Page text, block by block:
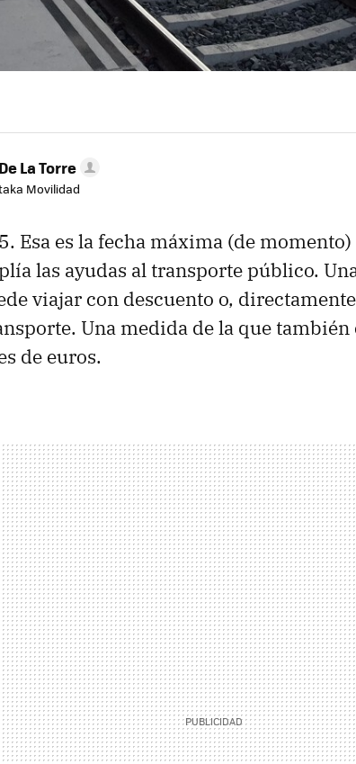
La Torre
Movilidad
Esa es la fecha máxima (de momento)
las ayudas al transporte público.
viajar con descuento o,
Una medida de la que también
de euros.